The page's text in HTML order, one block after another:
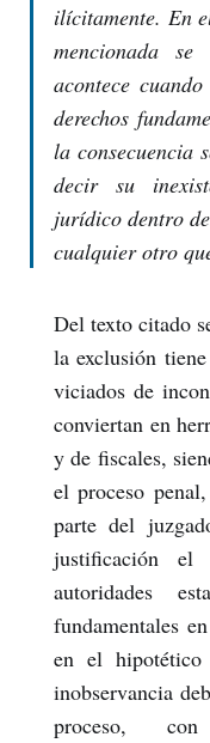
ilícitamente. En
mencionada
acontece
derechos
la consecuencia
decir su
jurídico dentro
cualquier otro
Del texto citado
la exclusión
viciados de
conviertan en
y de fiscales,
el proceso
parte del
justificación
autoridades
fundamentales
en el
inobservancia
proceso,